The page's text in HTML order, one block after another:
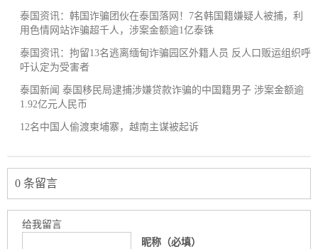
泰国资讯：韩国诈骗团伙在泰国落网！7名韩国籍嫌疑人被捕，利
用色情网站诈骗超千人，涉案金额逾1亿泰铢
泰国资讯：拘留13名逃离缅甸诈骗园区外籍人员 反人口贩运组织呼
吁认定为受害者
泰国新闻 泰国移民局逮捕涉嫌贷款诈骗的中国籍男子 涉案金额逾
1.92亿元人民币
12名中国人偷渡柬埔寨，越南主谋被起诉
0 条留言
给我留言
昵称（必填）